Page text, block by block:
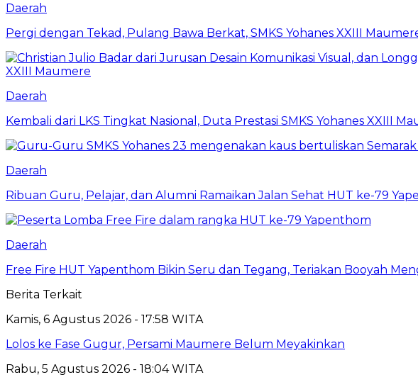
Daerah
Pergi dengan Tekad, Pulang Bawa Berkat, SMKS Yohanes XXIII
Daerah
Kembali dari LKS Tingkat Nasional, Duta Prestasi SMKS Yohanes XXIII
Daerah
Ribuan Guru, Pelajar, dan Alumni Ramaikan Jalan Sehat HUT ke-79
Daerah
Free Fire HUT Yapenthom Bikin Seru dan Tegang, Teriakan Booyah
Berita Terkait
Kamis, 6 Agustus 2026 - 17:58 WITA
Lolos ke Fase Gugur, Persami Maumere Belum Meyakinkan
Rabu, 5 Agustus 2026 - 18:04 WITA